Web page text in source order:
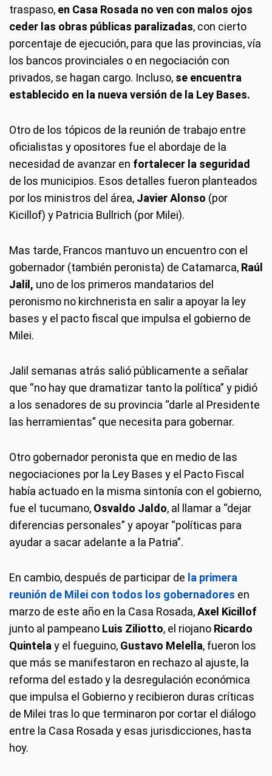
traspaso, en Casa Rosada no ven con malos ojos
ceder las obras públicas paralizadas, con cierto
porcentaje de ejecución, para que las provincias, vía
los bancos provinciales o en negociación con
privados, se hagan cargo. Incluso, se encuentra
establecido en la nueva versión de la Ley Bases.
Otro de los tópicos de la reunión de trabajo entre
oficialistas y opositores fue el abordaje de la
necesidad de avanzar en fortalecer la seguridad
de los municipios. Esos detalles fueron planteados
por los ministros del área, Javier Alonso (por
Kicillof) y Patricia Bullrich (por Milei).
Mas tarde, Francos mantuvo un encuentro con el
gobernador (también peronista) de Catamarca, Raúl
Jalil, uno de los primeros mandatarios del
peronismo no kirchnerista en salir a apoyar la ley
bases y el pacto fiscal que impulsa el gobierno de
Milei.
Jalil semanas atrás salió públicamente a señalar
que “no hay que dramatizar tanto la política” y pidió
a los senadores de su provincia “darle al Presidente
las herramientas” que necesita para gobernar.
Otro gobernador peronista que en medio de las
negociaciones por la Ley Bases y el Pacto Fiscal
había actuado en la misma sintonía con el gobierno,
fue el tucumano, Osvaldo Jaldo, al llamar a “dejar
diferencias personales” y apoyar “políticas para
ayudar a sacar adelante a la Patria”.
En cambio, después de participar de la primera
reunión de Milei con todos los gobernadores en
marzo de este año en la Casa Rosada,Axel Kicillof
junto al pampeano Luis Ziliotto, el riojano Ricardo
Quintela y el fueguino, Gustavo Melella, fueron los
que más se manifestaron en rechazo al ajuste, la
reforma del estado y la desregulación económica
que impulsa el Gobierno y recibieron duras críticas
de Milei tras lo que terminaron por cortar el diálogo
entre la Casa Rosada y esas jurisdicciones, hasta
hoy.